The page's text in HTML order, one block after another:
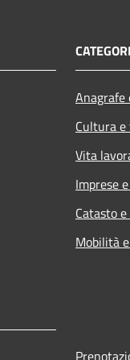
Cultura
Vita
Imprese
Catasto
Mobilità